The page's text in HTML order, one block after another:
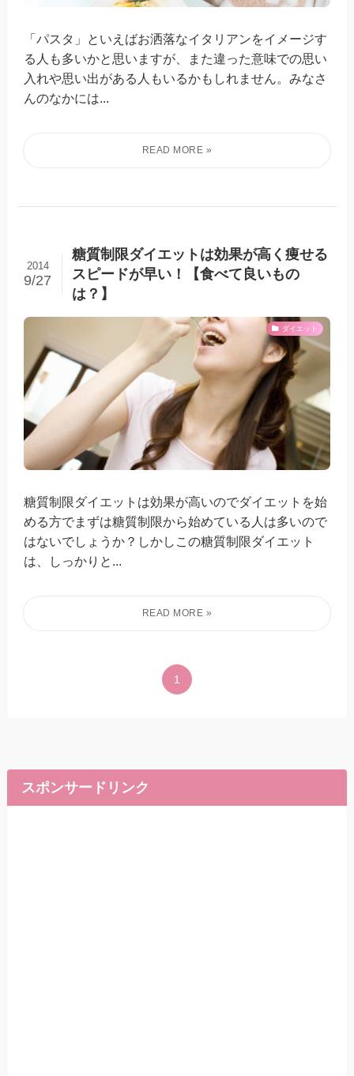
「パスタ」といえばお洒落なイタリアンをイメージす
る人も多いかと思いますが、また違った意味での思い
入れや思い出がある人もいるかもしれません。みなさ
んのなかには...
糖質制限ダイエットは効果が高く痩せる
スピードが早い！【食べて良いもの
は？】
2014
9/27
ダイエット
糖質制限ダイエットは効果が高いのでダイエットを始
める方でまずは糖質制限から始めている人は多いので
はないでしょうか？しかしこの糖質制限ダイエット
は、しっかりと...
1
スポンサードリンク